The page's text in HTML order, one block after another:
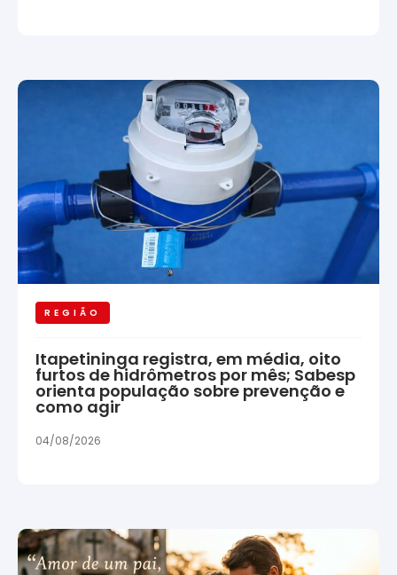
REGIÃO
Itapetininga registra, em média, oito
furtos de hidrômetros por mês; Sabesp
orienta população sobre prevenção e
como agir
04/08/2026